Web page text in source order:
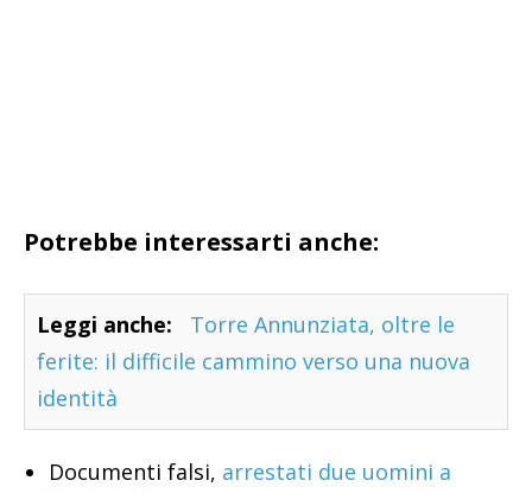
Potrebbe interessarti anche:
Leggi anche:
Torre Annunziata, oltre le
ferite: il difficile cammino verso una nuova
identità
Documenti falsi, arrestati due uomini a